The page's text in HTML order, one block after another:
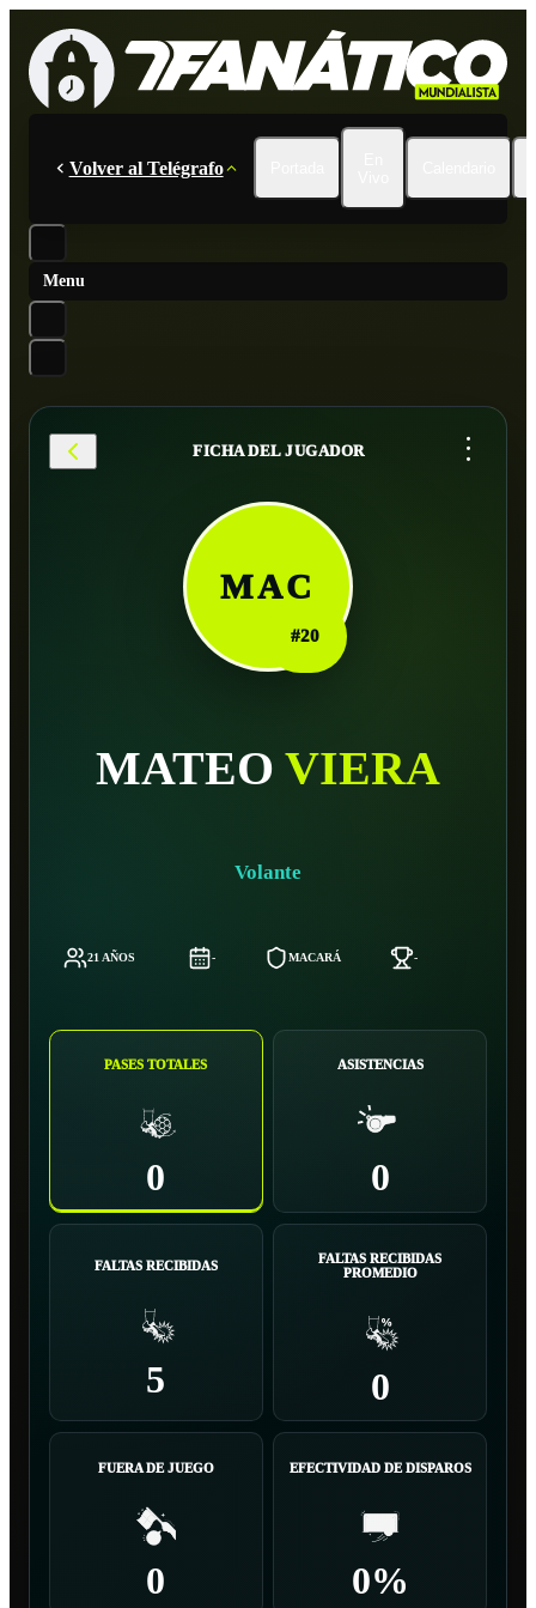
Volver al Telégrafo
Menu
FICHA DEL JUGADOR ...
MAC
#20
MATEO VIERA
Volante
21 AÑOS - MACARÁ -
PASES TOTALES
0
ASISTENCIAS
0
FALTAS RECIBIDAS
5
FALTAS RECIBIDAS
PROMEDIO
0
FUERA DE JUEGO
0
EFECTIVIDAD DE DISPAROS
0%